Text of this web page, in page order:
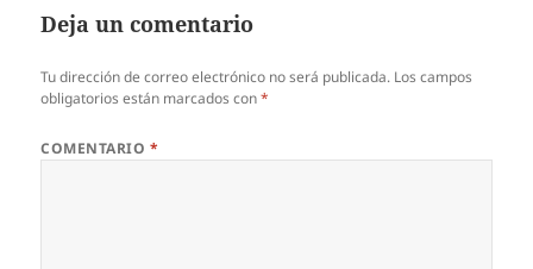
Deja un comentario
Tu dirección de correo electrónico no será publicada. Los campos
obligatorios están marcados con*
COMENTARIO *